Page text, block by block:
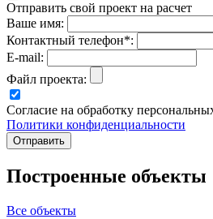
Отправить свой проект на расчет
Ваше имя:
Контактный телефон*:
E-mail:
Файл проекта:
Согласие на обработку
Политики конфиденциальности
Построенные объекты
Все объекты